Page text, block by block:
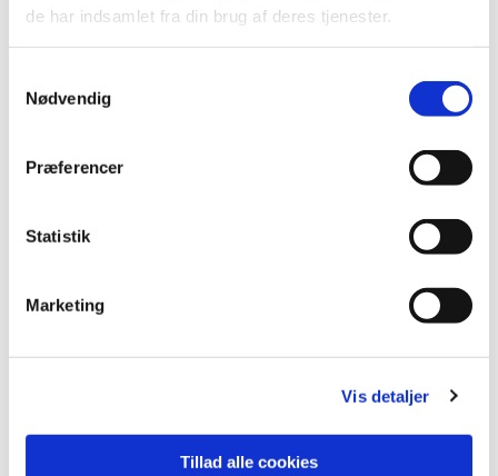
de har indsamlet fra din brug af deres tjenester.
Nødvendig
Præferencer
Statistik
Marketing
Vis detaljer
Tillad alle cookies
Du vil måske også kunne lide...